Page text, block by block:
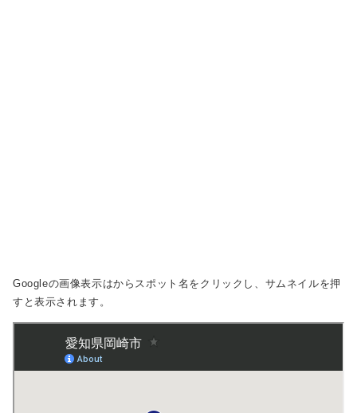
Googleの画像表示はからスポット名をクリックし、サムネイルを押
すと表示されます。